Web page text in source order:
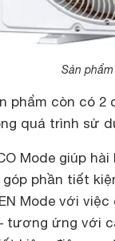
Sản
phẩm còn có
quá trình sử
Mode giúp
góp phần tiết
Mode với
tương ứng với